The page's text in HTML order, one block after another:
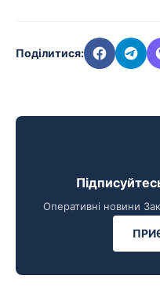
Поділитися:
Оперативні новини